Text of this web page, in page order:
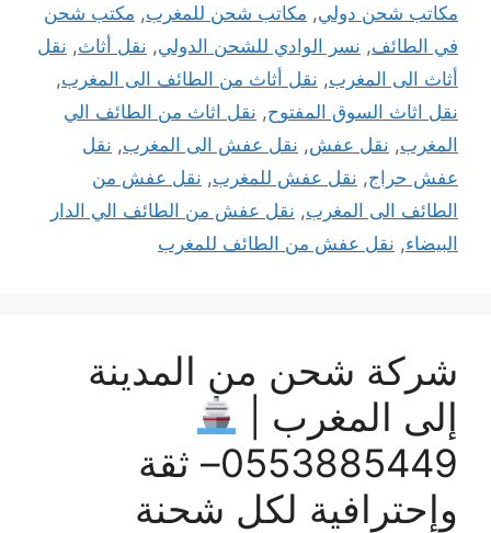
مكاتب شحن دولي, مكاتب شحن للمغرب, مكتب شحن
في الطائف, نسر الوادي للشحن الدولي, نقل أثاث, نقل
أثاث الى المغرب, نقل أثاث من الطائف الى المغرب,
نقل اثاث السوق المفتوح, نقل اثاث من الطائف الي
المغرب, نقل عفش, نقل عفش الى المغرب, نقل
عفش حراج, نقل عفش للمغرب, نقل عفش من
الطائف الى المغرب, نقل عفش من الطائف الي الدار
البيضاء, نقل عفش من الطائف للمغرب
شركة شحن من المدينة
إلى المغرب |
0553885449– ثقة
وإحترافية لكل شحنة